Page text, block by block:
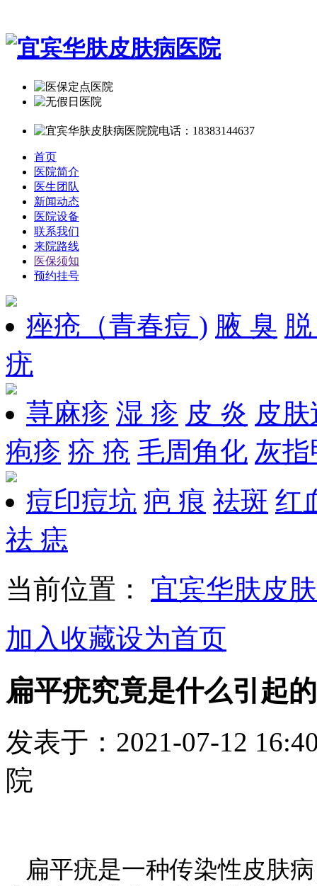
首页
医院简介
医生团队
新闻动态
医院设备
联系我们
来院路线
医保须知
预约挂号
痤疮（青春痘 ) 腋 臭
疣
荨麻疹 湿 疹 皮 炎 皮
疱疹 疥 疮 毛周角化 灰指
痘印痘坑 疤 痕 祛斑 红
祛 痣
当前位置： 宜宾华肤皮
加入收藏设为首页
扁平疣究竟是什么引起
发表于：2021-07-12
院
扁平疣是一种传染性皮肤